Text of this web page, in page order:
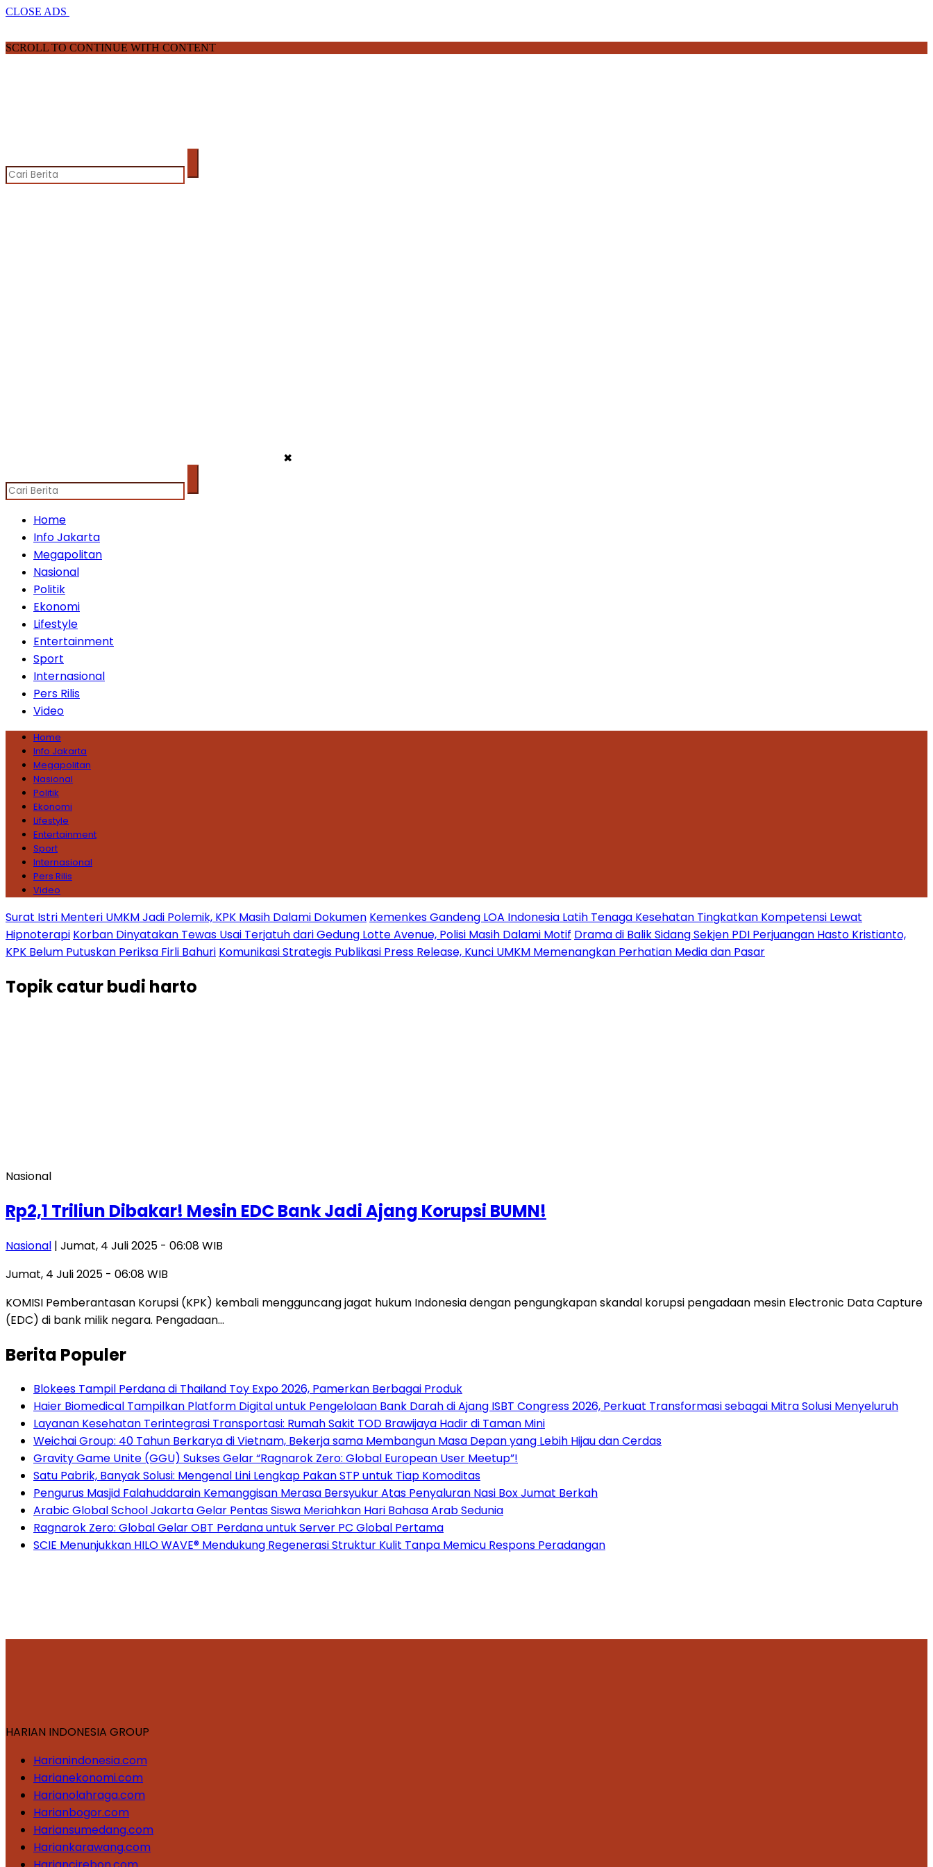
CLOSE ADS
SCROLL TO CONTINUE WITH CONTENT
✖
Home
Info Jakarta
Megapolitan
Nasional
Politik
Ekonomi
Lifestyle
Entertainment
Sport
Internasional
Pers Rilis
Video
Home
Info Jakarta
Megapolitan
Nasional
Politik
Ekonomi
Lifestyle
Entertainment
Sport
Internasional
Pers Rilis
Video
Surat Istri Menteri UMKM Jadi Polemik, KPK Masih Dalami Dokumen Kemenkes Gandeng LOA Indonesia Latih Tenaga Kesehatan Tingkatkan Kompetensi Lewat
Hipnoterapi Korban Dinyatakan Tewas Usai Terjatuh dari Gedung Lotte Avenue, Polisi Masih Dalami Motif Drama di Balik Sidang Sekjen PDI Perjuangan Hasto Kristianto,
KPK Belum Putuskan Periksa Firli Bahuri Komunikasi Strategis Publikasi Press Release, Kunci UMKM Memenangkan Perhatian Media dan Pasar
Topikcatur budi harto
Nasional
Rp2,1 Triliun Dibakar! Mesin EDC Bank Jadi Ajang Korupsi BUMN!
Nasional | Jumat, 4 Juli 2025 - 06:08 WIB
Jumat, 4 Juli 2025 - 06:08 WIB
KOMISI Pemberantasan Korupsi (KPK) kembali mengguncang jagat hukum Indonesia dengan pengungkapan skandal korupsi pengadaan mesin Electronic Data Capture
(EDC) di bank milik negara. Pengadaan…
Berita Populer
Blokees Tampil Perdana di Thailand Toy Expo 2026, Pamerkan Berbagai Produk
Haier Biomedical Tampilkan Platform Digital untuk Pengelolaan Bank Darah di Ajang ISBT Congress 2026, Perkuat Transformasi sebagai Mitra Solusi Menyeluruh
Layanan Kesehatan Terintegrasi Transportasi: Rumah Sakit TOD Brawijaya Hadir di Taman Mini
Weichai Group: 40 Tahun Berkarya di Vietnam, Bekerja sama Membangun Masa Depan yang Lebih Hijau dan Cerdas
Gravity Game Unite (GGU) Sukses Gelar “Ragnarok Zero: Global European User Meetup”!
Satu Pabrik, Banyak Solusi: Mengenal Lini Lengkap Pakan STP untuk Tiap Komoditas
Pengurus Masjid Falahuddarain Kemanggisan Merasa Bersyukur Atas Penyaluran Nasi Box Jumat Berkah
Arabic Global School Jakarta Gelar Pentas Siswa Meriahkan Hari Bahasa Arab Sedunia
Ragnarok Zero: Global Gelar OBT Perdana untuk Server PC Global Pertama
SCIE Menunjukkan HILO WAVE® Mendukung Regenerasi Struktur Kulit Tanpa Memicu Respons Peradangan
HARIAN INDONESIA GROUP
Harianindonesia.com
Harianekonomi.com
Harianolahraga.com
Harianbogor.com
Hariansumedang.com
Hariankarawang.com